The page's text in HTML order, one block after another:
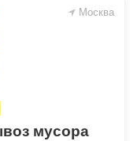
Москва
мусора